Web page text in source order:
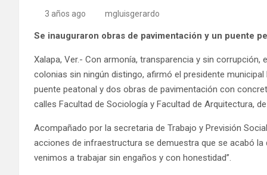
3 años ago mgluisgerardo
Se inauguraron obras de pavimentación y un puente
Xalapa, Ver.- Con armonía, transparencia y sin
colonias sin ningún distingo, afirmó el presidente
puente peatonal y dos obras de pavimentación con
calles Facultad de Sociología y Facultad de Arquitectura,
Acompañado por la secretaria de Trabajo y Previsión
acciones de infraestructura se demuestra que se acabó
venimos a trabajar sin engaños y con honestidad”.